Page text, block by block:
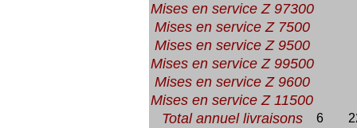
Mises en service Z 97300
Mises en service Z 7500
Mises en service Z 9500
Mises en service Z 99500
Mises en service Z 9600
Mises en service Z 11500
Total annuel livraisons
6